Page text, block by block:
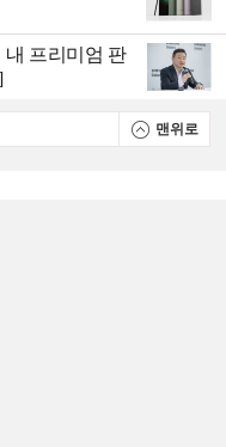
내 프리미엄 판
맨위로